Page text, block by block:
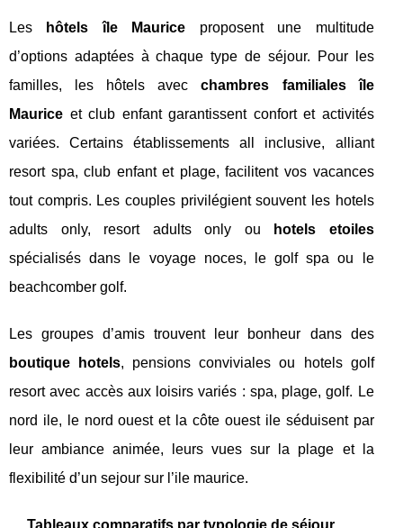
Les hôtels île Maurice proposent une multitude
d’options adaptées à chaque type de séjour. Pour les
familles, les hôtels avecchambres familiales île
Maurice et club enfant garantissent confort et activités
variées. Certains établissements all inclusive, alliant
resort spa, club enfant et plage, facilitent vos vacances
tout compris. Les couples privilégient souvent les hotels
adults only, resort adults only ou
hotels etoiles
spécialisés dans le voyage noces, le golf spa ou le
beachcomber golf.
Les groupes d’amis trouvent leur bonheur dans des
boutique hotels, pensions conviviales ou hotels golf
resort avec accès aux loisirs variés : spa, plage, golf. Le
nord ile, le nord ouest et la côte ouest ile séduisent par
leur ambiance animée, leurs vues sur la plage et la
flexibilité d’un sejour sur l’ile maurice.
Tableaux comparatifs par typologie de séjour